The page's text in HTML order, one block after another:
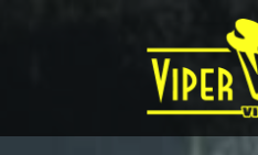
Hauptnavigation